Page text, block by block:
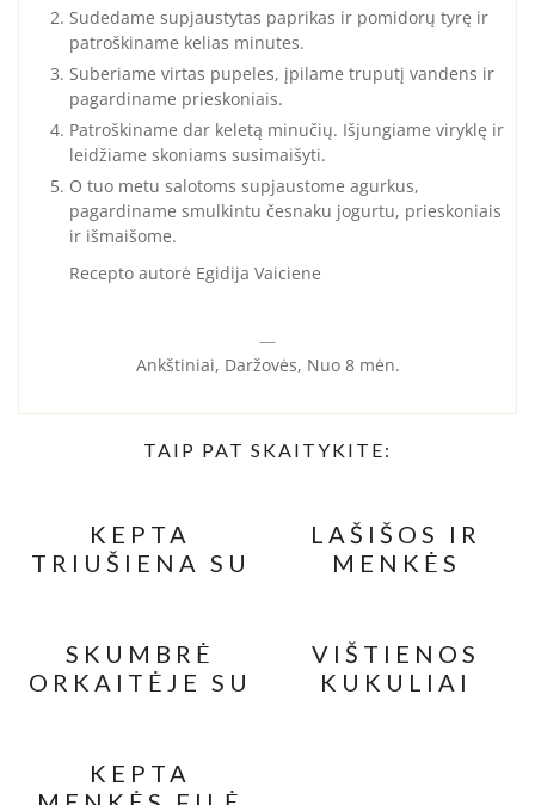
Sudedame supjaustytas paprikas ir pomidorų tyrę ir
patroškiname kelias minutes.
Suberiame virtas pupeles, įpilame truputį vandens ir
pagardiname prieskoniais.
Patroškiname dar keletą minučių. Išjungiame viryklę ir
leidžiame skoniams susimaišyti.
O tuo metu salotoms supjaustome agurkus,
pagardiname smulkintu česnaku jogurtu, prieskoniais
ir išmaišome.
Recepto autorė Egidija Vaiciene
—
Ankštiniai, Daržovės, Nuo 8 mėn.
TAIP PAT SKAITYKITE:
KEPTA
TRIUŠIENA SU
AGURKU
LAŠIŠOS IR
MENKĖS
LAIŠKAIS
SKUMBRĖ
ORKAITĖJE SU
PADAŽU
VIŠTIENOS
KUKULIAI
KEPTA